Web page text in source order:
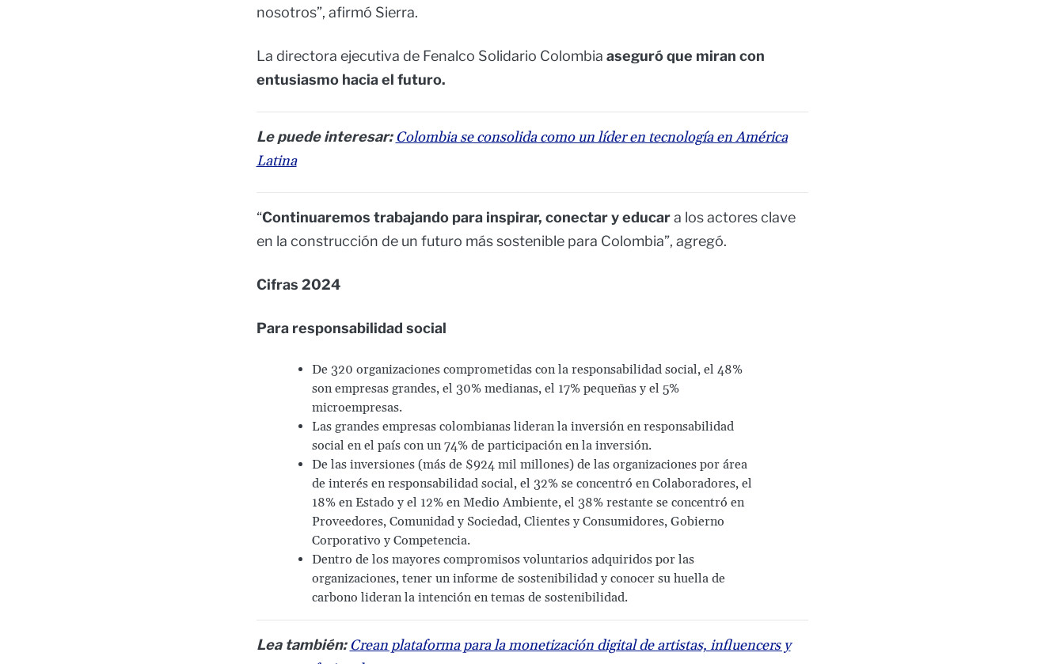
nosotros”, afirmó Sierra.
La directora ejecutiva de Fenalco Solidario Colombia aseguró que miran con
entusiasmo hacia el futuro.
Le puede interesar:Colombia se consolida como un líder en tecnología en América
Latina
“Continuaremos trabajando para inspirar, conectar y educara los actores clave
en la construcción de un futuro más sostenible para Colombia”, agregó.
Cifras 2024
Para responsabilidad social
De 320 organizaciones comprometidas con la responsabilidad social, el 48%
son empresas grandes, el 30% medianas, el 17% pequeñas y el 5%
microempresas.
Las grandes empresas colombianas lideran la inversión en responsabilidad
social en el país con un 74% de participación en la inversión.
De las inversiones (más de $924 mil millones) de las organizaciones por área
de interés en responsabilidad social, el 32% se concentró en Colaboradores, el
18% en Estado y el 12% en Medio Ambiente, el 38% restante se concentró en
Proveedores, Comunidad y Sociedad, Clientes y Consumidores, Gobierno
Corporativo y Competencia.
Dentro de los mayores compromisos voluntarios adquiridos por las
organizaciones, tener un informe de sostenibilidad y conocer su huella de
carbono lideran la intención en temas de sostenibilidad.
Lea también:Crean plataforma para la monetización digital de artistas, influencers y